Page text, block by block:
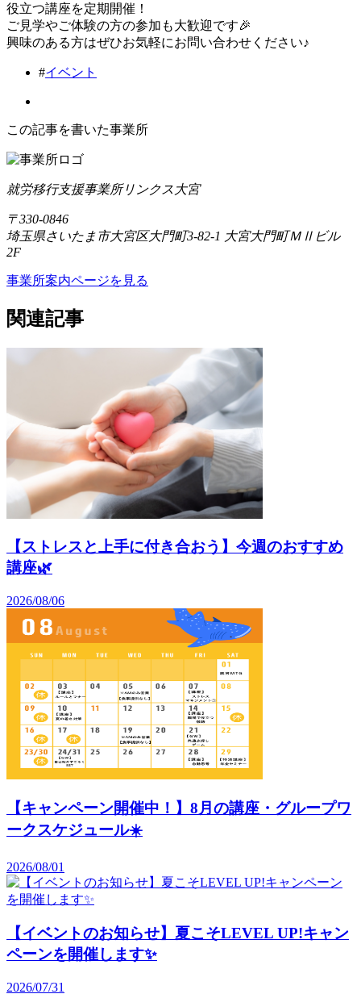
役立つ講座を定期開催！
ご見学やご体験の方の参加も大歓迎です🎉
興味のある方はぜひお気軽にお問い合わせください♪
#イベント
この記事を書いた事業所
就労移行支援事業所リンクス大宮
〒330-0846
埼玉県さいたま市大宮区大門町3-82-1 大宮大門町ＭⅡビル
2F
事業所案内ページを見る
関連記事
【ストレスと上手に付き合おう】今週のおすすめ
講座🌿
2026/08/06
【キャンペーン開催中！】8月の講座・グループワ
ークスケジュール☀️
2026/08/01
【イベントのお知らせ】夏こそLEVEL UP!キャン
ペーンを開催します✨️
2026/07/31